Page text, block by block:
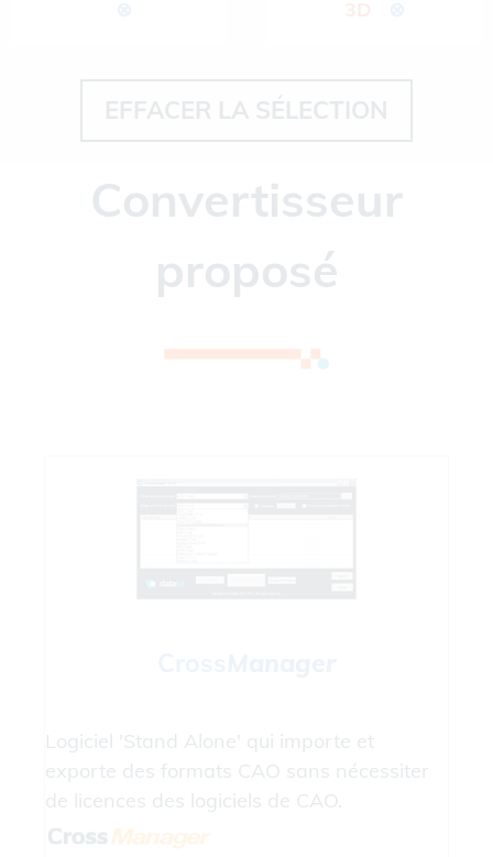
EFFACER LA SÉLECTION
Convertisseur
proposé
Logiciel 'Stand Alone' qui importe et
exporte des formats CAO sans nécessiter
de licences des logiciels de CAO.